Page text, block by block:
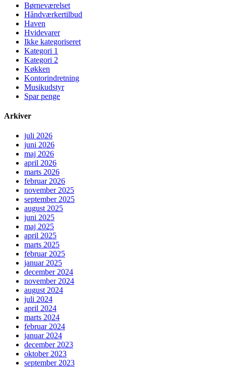
Børneværelset
Håndværkertilbud
Haven
Hvidevarer
Ikke kategoriseret
Kategori 1
Kategori 2
Køkken
Kontorindretning
Musikudstyr
Spar penge
Arkiver
juli 2026
juni 2026
maj 2026
april 2026
marts 2026
februar 2026
november 2025
september 2025
august 2025
juni 2025
maj 2025
april 2025
marts 2025
februar 2025
januar 2025
december 2024
november 2024
august 2024
juli 2024
april 2024
marts 2024
februar 2024
januar 2024
december 2023
oktober 2023
september 2023